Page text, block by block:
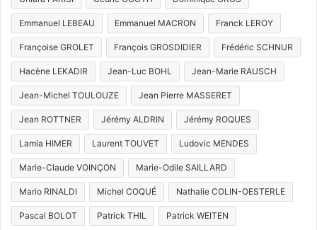
Emmanuel LEBEAU Emmanuel MACRON Franck LEROY
Françoise GROLET François GROSDIDIER Frédéric SCHNUR
Hacène LEKADIR Jean-Luc BOHL Jean-Marie RAUSCH
Jean-Michel TOULOUZE Jean Pierre MASSERET
Jean ROTTNER Jérémy ALDRIN Jérémy ROQUES
Lamia HIMER Laurent TOUVET Ludovic MENDES
Marie-Claude VOINÇON Marie-Odile SAILLARD
Mario RINALDI Michel COQUÉ Nathalie COLIN-OESTERLE
Pascal BOLOT Patrick THIL Patrick WEITEN